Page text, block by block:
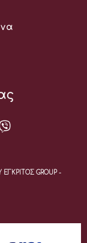
GROUP -